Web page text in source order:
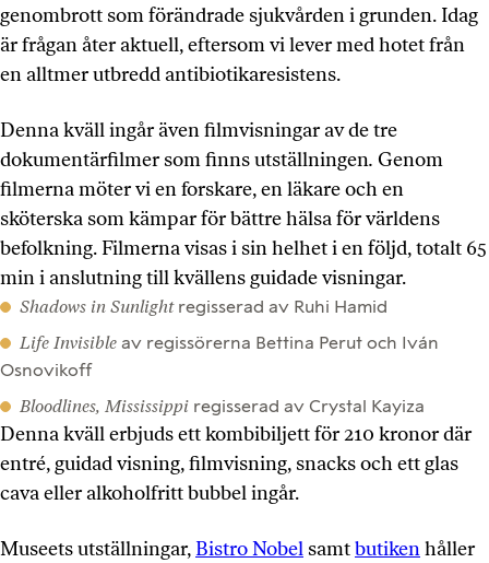
genombrott som förändrade sjukvården i grunden. Idag
är frågan åter aktuell, eftersom vi lever med hotet från
en alltmer utbredd antibiotikaresistens.
Denna kväll ingår även filmvisningar av de tre
dokumentärfilmer som finns utställningen. Genom
filmerna möter vi en forskare, en läkare och en
sköterska som kämpar för bättre hälsa för världens
befolkning. Filmerna visas i sin helhet i en följd, totalt 65
min i anslutning till kvällens guidade visningar.
Shadows in Sunlightregisserad av Ruhi Hamid
Life Invisible av regissörerna Bettina Perut och Iván
Osnovikoff
Bloodlines, Mississippi regisserad av Crystal Kayiza
Denna kväll erbjuds ett kombibiljett för 210 kronor där
entré, guidad visning, filmvisning, snacks och ett glas
cava eller alkoholfritt bubbel ingår.
Museets utställningar,Bistro Nobel samtbutikenhåller